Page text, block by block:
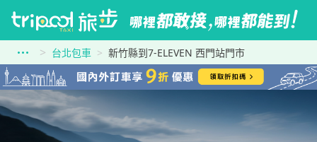
台北包車 新竹縣到7-ELEVEN 西門站門市